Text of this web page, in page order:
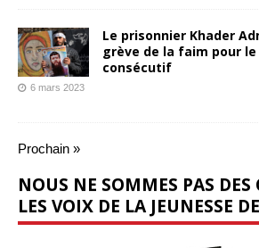
Le prisonnier Khader
grève de la faim pour le
consécutif
6 mars 2023
Prochain »
NOUS NE SOMMES PAS DES
LES VOIX DE LA JEUNESSE